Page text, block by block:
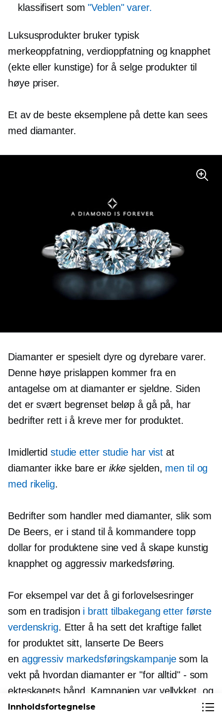
klassifisert som"Veblen" varer.
Luksusprodukter bruker typisk
merkeoppfatning, verdioppfatning og knapphet
(ekte eller kunstige) for å selge produkter til
høye priser.
Et av de beste eksemplene på dette kan sees
med diamanter.
Diamanter er spesielt dyre og dyrebare varer.
Denne høye prislappen kommer fra en
antagelse om at diamanter er sjeldne. Siden
det er svært begrenset beløp å gå på, har
bedrifter rett i å kreve mer for produktet.
Imidlertid studie etter studie har vist at
diamanter ikke bare er ikkesjelden, men til og
med rikelig.
Bedrifter som handler med diamanter, slik som
De Beers, er i stand til å kommandere topp
dollar for produktene sine ved å skape kunstig
knapphet og aggressiv markedsføring.
For eksempel var det å gi forlovelsesringer
som en tradisjon i bratt tilbakegang etter første
verdenskrig. Etter å ha sett det kraftige fallet
for produktet sitt, lanserte De Beers
en aggressiv markedsføringskampanjesom la
vekt på hvordan diamanter er "for alltid" - som
ekteskapets bånd. Kampanjen var vellykket, og
en praksis begrenset til en utvalgt gruppe
Innholdsfortegnelse